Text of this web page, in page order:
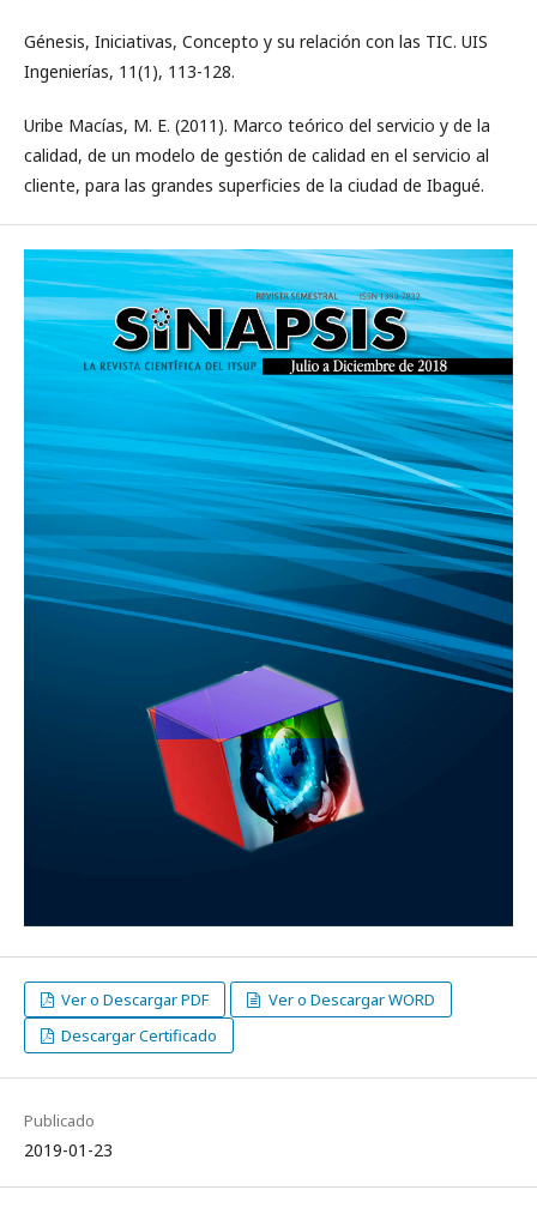
Génesis, Iniciativas, Concepto y su relación con las TIC. UIS
Ingenierías, 11(1), 113-128.
Uribe Macías, M. E. (2011). Marco teórico del servicio y de la
calidad, de un modelo de gestión de calidad en el servicio al
cliente, para las grandes superficies de la ciudad de Ibagué.
Ver o Descargar PDF
Ver o Descargar WORD
Descargar Certificado
Publicado
2019-01-23